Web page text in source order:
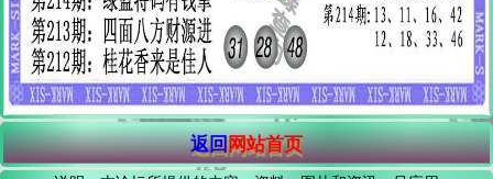
返回网站首页